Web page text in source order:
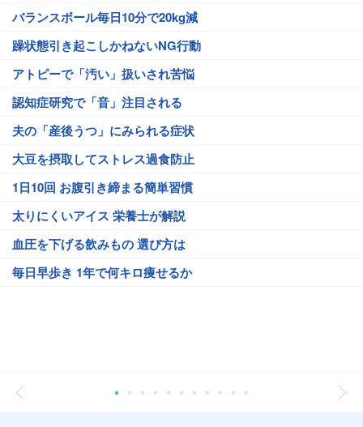
バランスボール毎日10分で20kg減
躁状態引き起こしかねないNG行動
アトピーで「汚い」扱いされ苦悩
認知症研究で「音」注目される
夫の「産後うつ」にみられる症状
大豆を摂取してストレス過食防止
1日10回 お腹引き締まる簡単習慣
太りにくいアイス 栄養士が解説
血圧を下げる飲みもの 選び方は
毎日早歩き 1年で何キロ痩せるか